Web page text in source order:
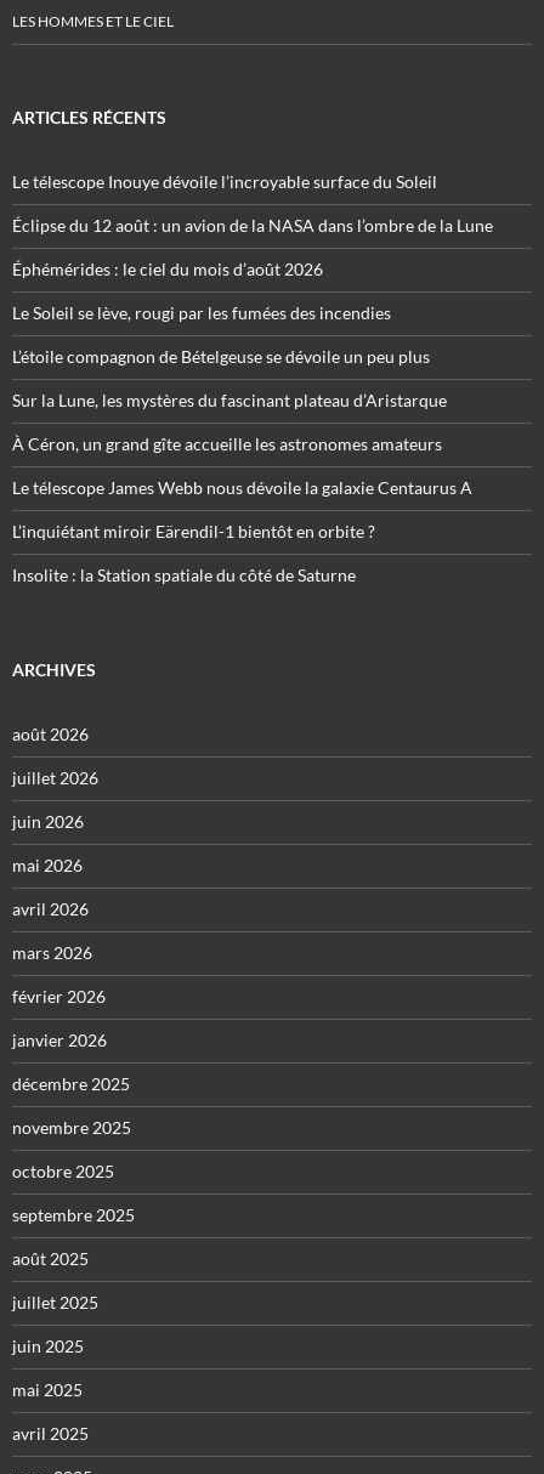
LES HOMMES ET LE CIEL
ARTICLES RÉCENTS
Le télescope Inouye dévoile l’incroyable surface du Soleil
Éclipse du 12 août : un avion de la NASA dans l’ombre de la Lune
Éphémérides : le ciel du mois d’août 2026
Le Soleil se lève, rougi par les fumées des incendies
L’étoile compagnon de Bételgeuse se dévoile un peu plus
Sur la Lune, les mystères du fascinant plateau d’Aristarque
À Céron, un grand gîte accueille les astronomes amateurs
Le télescope James Webb nous dévoile la galaxie Centaurus A
L’inquiétant miroir Eärendil-1 bientôt en orbite ?
Insolite : la Station spatiale du côté de Saturne
ARCHIVES
août 2026
juillet 2026
juin 2026
mai 2026
avril 2026
mars 2026
février 2026
janvier 2026
décembre 2025
novembre 2025
octobre 2025
septembre 2025
août 2025
juillet 2025
juin 2025
mai 2025
avril 2025